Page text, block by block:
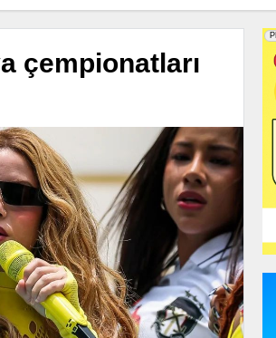
çempionatları